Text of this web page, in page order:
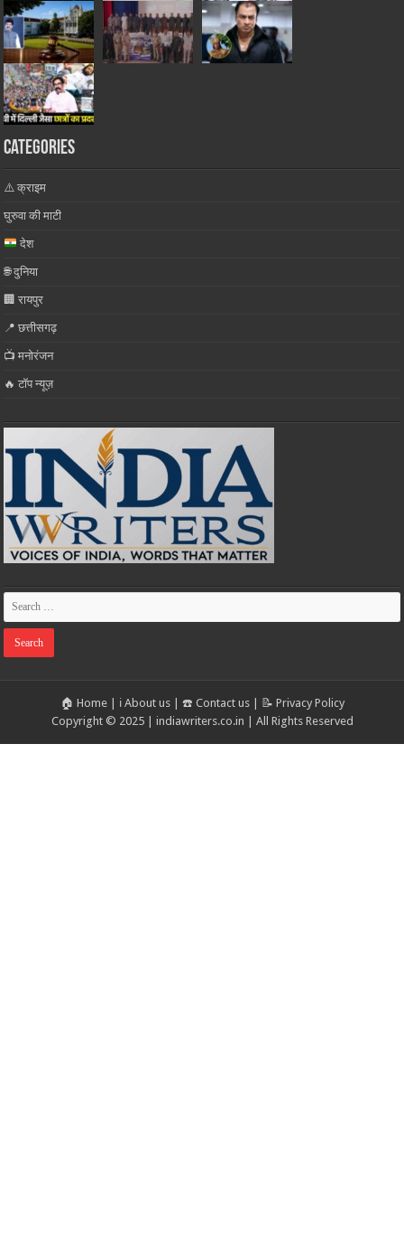
Categories
⚠️ क्राइम
घुरुवा की माटी
देश
🌐 दुनिया
🏢 रायपुर
📍 छत्तीसगढ़
📺 मनोरंजन
🔥 टॉप न्यूज़
🏠 Home| ℹ️ About us| ☎️ Contact us| 📝 Privacy Policy
Copyright © 2025 | indiawriters.co.in | All Rights Reserved